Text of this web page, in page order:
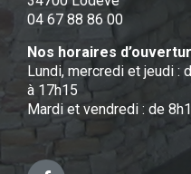
04 67 88 86 00
Nos horaires
Lundi, mercredi et jeudi :
à 17h15
Mardi et vendredi : de